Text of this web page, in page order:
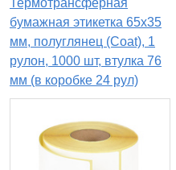
Термотрансферная
бумажная этикетка 65х35
мм, полуглянец (Coat), 1
рулон, 1000 шт, втулка 76
мм (в коробке 24 рул)